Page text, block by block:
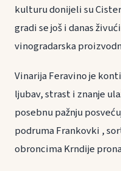
kulturu donijeli su
gradi se još i danas
vinogradarska
Vinarija Feravino je
ljubav, strast i znanje
posebnu pažnju
podruma Frankovki ,
obroncima Krndije